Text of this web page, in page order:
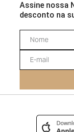
Assine nossa
desconto na